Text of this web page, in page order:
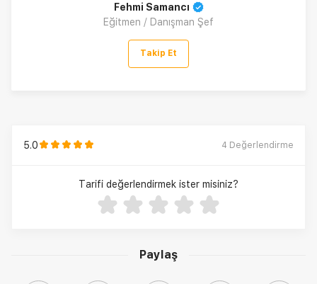
Paylaş
Fehmi Samancı
Eğitmen / Danışman Şef
Takip Et
5.0 4 Değerlendirme
Tarifi değerlendirmek ister misiniz?